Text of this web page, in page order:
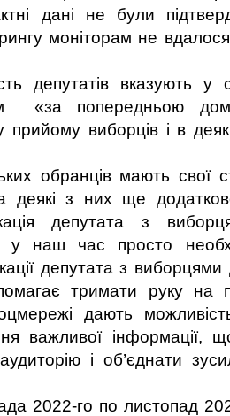
дані не були
моніторам не
депутатів вказують у
«за попередньою
прийому виборців і в
обранців мають свої
деякі з них ще
депутата з
у наш час просто
депутата з
тримати руку на
дають
важливої інформації,
і об’єднати
2022-го по листопад